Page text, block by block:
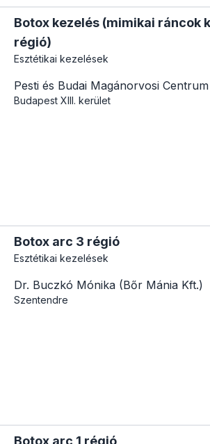
Botox kezelés (mimikai ráncok
régió)
Esztétikai kezelések
Pesti és Budai Magánorvosi Centrum
Budapest XIII. kerület
Botox arc 3 régió
Esztétikai kezelések
Dr. Buczkó Mónika (Bőr Mánia Kft.)
Szentendre
Botox arc 1 régió